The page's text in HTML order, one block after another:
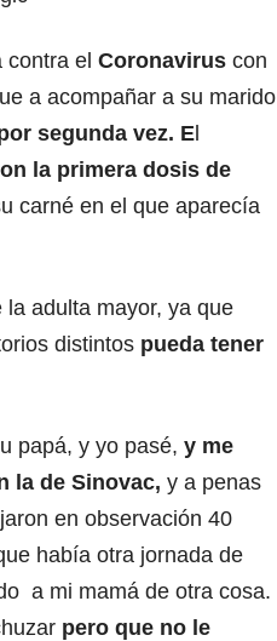
contra el Coronavirus con
a acompañar a su marido
segunda vez. El
la primera dosis de
carné en el que aparecía
adulta mayor, ya que
distintos pueda tener
papá, y yo pasé, y me
la de Sinovac, y a penas
en observación 40
había otra jornada de
a mi mamá de otra cosa.
pero que no le